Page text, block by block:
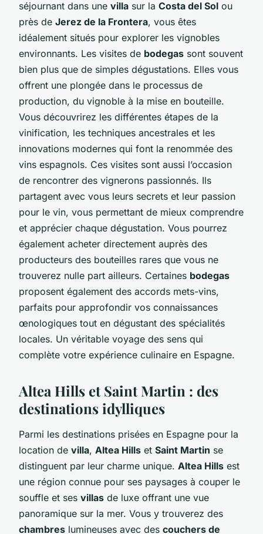
séjournant dans une villa sur la Costa del Sol ou
près de Jerez de la Frontera, vous êtes
idéalement situés pour explorer les vignobles
environnants. Les visites de bodegas sont souvent
bien plus que de simples dégustations. Elles vous
offrent une plongée dans le processus de
production, du vignoble à la mise en bouteille.
Vous découvrirez les différentes étapes de la
vinification, les techniques ancestrales et les
innovations modernes qui font la renommée des
vins espagnols. Ces visites sont aussi l’occasion
de rencontrer des vignerons passionnés. Ils
partagent avec vous leurs secrets et leur passion
pour le vin, vous permettant de mieux comprendre
et apprécier chaque dégustation. Vous pourrez
également acheter directement auprès des
producteurs des bouteilles rares que vous ne
trouverez nulle part ailleurs. Certaines bodegas
proposent également des accords mets-vins,
parfaits pour approfondir vos connaissances
œnologiques tout en dégustant des spécialités
locales. Un véritable voyage des sens qui
complète votre expérience culinaire en Espagne.
Altea Hills et Saint Martin : des
destinations idylliques
Parmi les destinations prisées en Espagne pour la
location de villa, Altea Hills et Saint Martin se
distinguent par leur charme unique. Altea Hills est
une région connue pour ses paysages à couper le
souffle et ses villas de luxe offrant une vue
panoramique sur la mer. Vous y trouverez des
chambres lumineuses avec des couchers de